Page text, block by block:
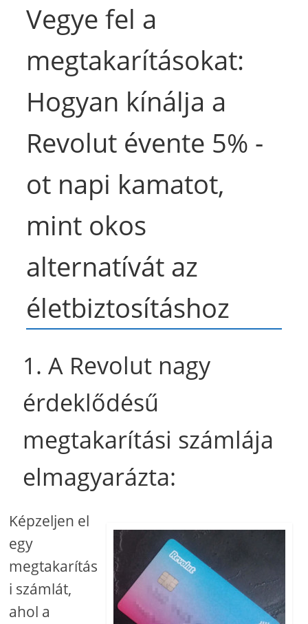
Vegye fel a
megtakarításokat:
Hogyan kínálja a
Revolut évente 5% -
ot napi kamatot,
mint okos
alternatívát az
életbiztosításhoz
1. A Revolut nagy
érdeklődésű
megtakarítási számlája
elmagyarázta:
Képzeljen el
egy
megtakarítás
i számlát,
ahol a